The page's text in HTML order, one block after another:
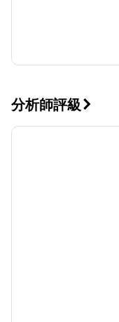
分析師評級 